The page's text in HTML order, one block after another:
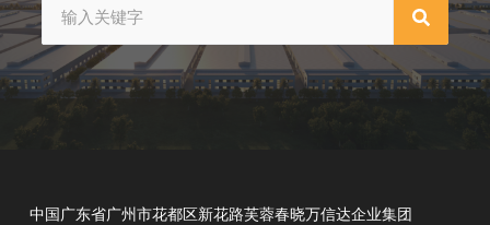
中国广东省广州市花都区新花路芙蓉春晓万信达企业集团